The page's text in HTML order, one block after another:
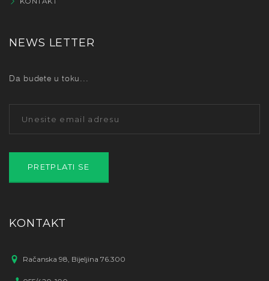
NEWS LETTER
Da budete u toku...
KONTAKT
Račanska 98, Bijeljina 76.300